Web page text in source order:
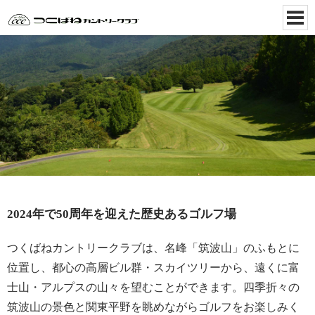
2024年で50周年を迎えた歴史あるゴルフ場
つくばねカントリークラブは、名峰「筑波山」のふもとに
位置し、都心の高層ビル群・スカイツリーから、遠くに富
士山・アルプスの山々を望むことができます。四季折々の
筑波山の景色と関東平野を眺めながらゴルフをお楽しみく